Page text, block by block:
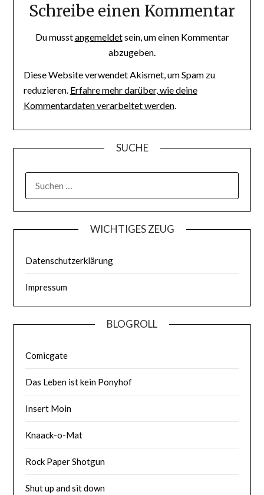
Schreibe einen Kommentar
Du musstangemeldetsein, um einen Kommentar
abzugeben.
Diese Website verwendet Akismet, um Spam zu
reduzieren. Erfahre mehr darüber, wie deine
Kommentardaten verarbeitet werden.
SUCHE
WICHTIGES ZEUG
Datenschutzerklärung
Impressum
BLOGROLL
Comicgate
Das Leben ist kein Ponyhof
Insert Moin
Knaack-o-Mat
Rock Paper Shotgun
Shut up and sit down